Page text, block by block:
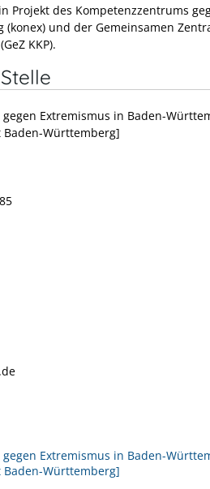
Projekt des Kompetenzzentrums
(konex) und der Gemeinsamen
KKP).
Extremismus in Baden-
Württemberg]
Extremismus in Baden-
Württemberg]